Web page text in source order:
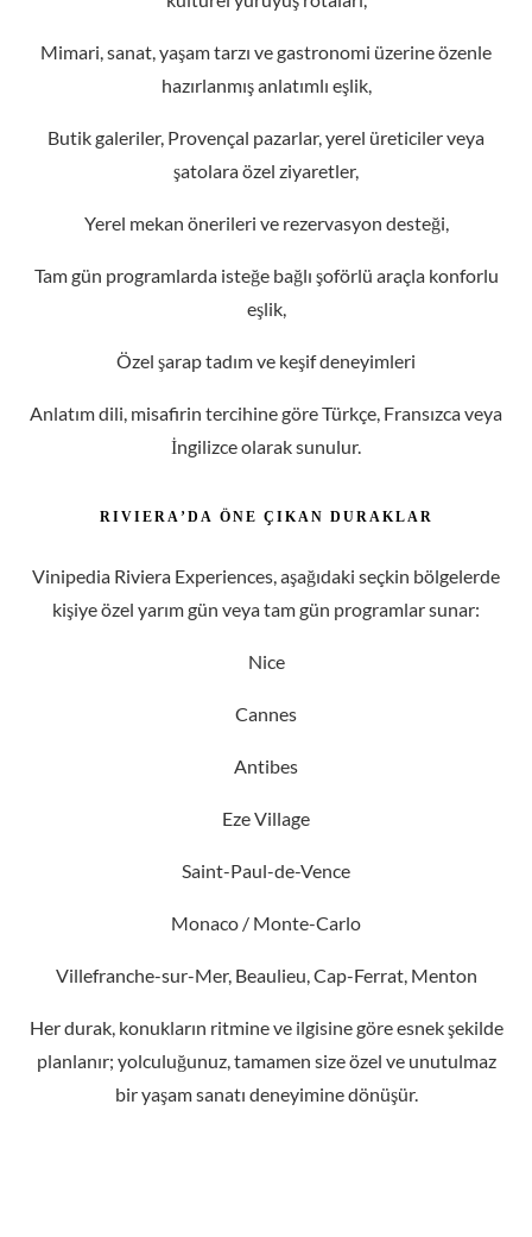
eşlik,
Özel şarap tadım ve keşif deneyimleri
İngilizce olarak sunulur.
RIVIERA’ DA ÖNE ÇIKAN DURA KLAR
Vinipedia Riviera Experiences, aşağıdaki seçkin bölgelerde
kişiye özel yarım gün veya tam gün programlar sunar:
Nice
Cannes
Eze Village
Saint-Paul-de-Vence
Monaco / Monte-Carlo
planlanır; yolculuğunuz, tamamen size özel ve unutulmaz
Ö ZEL DENE YIM DE STINASY ON L AR I
Vinipedia Riviera Experiences, tam gün ve ulaşım dahil